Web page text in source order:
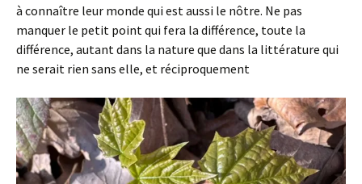
à connaître leur monde qui est aussi le nôtre. Ne pas
manquer le petit point qui fera la différence, toute la
différence, autant dans la nature que dans la littérature qui
ne serait rien sans elle, et réciproquement